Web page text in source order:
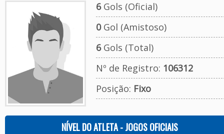
6Gols (Oficial)
0Gol (Amistoso)
6Gols (Total)
Nº de Registro: 106312
Posição: Fixo
NÍVEL DO ATLETA - JOGOS OFICIAIS